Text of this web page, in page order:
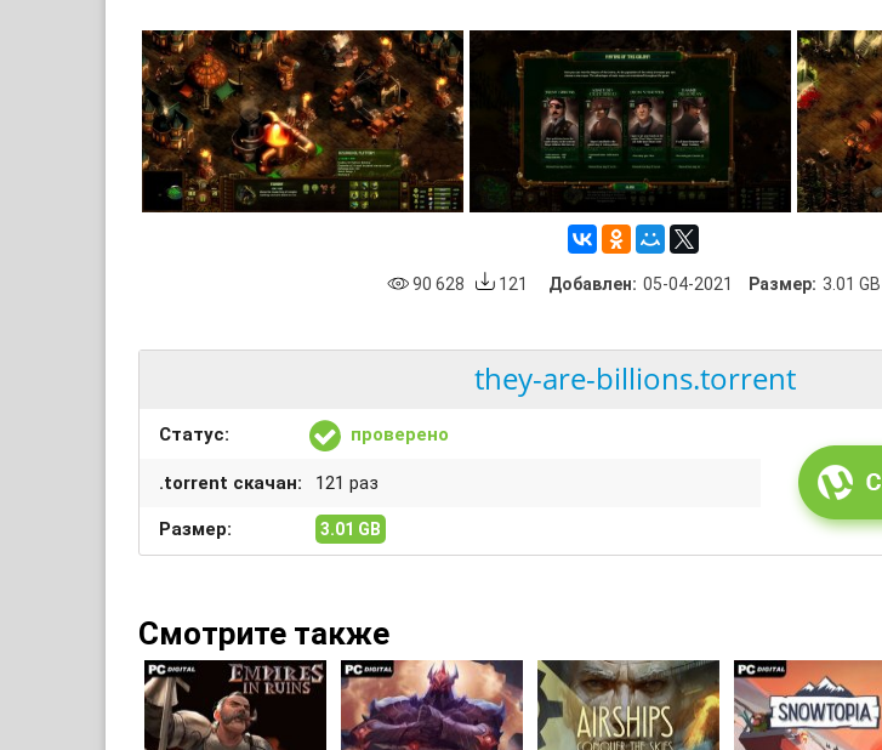
90 628 121 Добавлен: 05-04-2021 Размер: 3.01 GB
they-are-billions.torrent
Статус: проверено
.torrent скачан: 121 раз
Размер: 3.01 GB
Смотрите также